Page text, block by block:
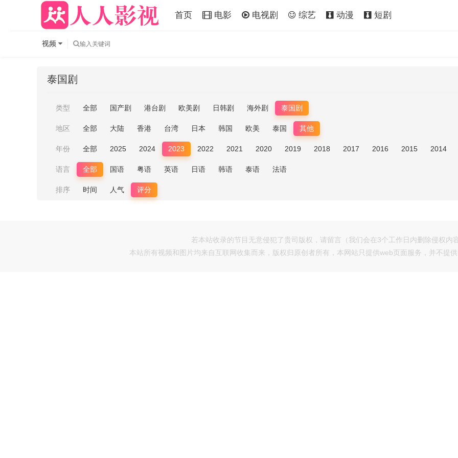
首页 电影 电视剧 综艺 动漫 短剧
视频
泰国剧
类型 全部 国产剧 港台剧 欧美剧 日韩剧 海外剧 泰国剧
地区 全部 大陆 香港 台湾 日本 韩国 欧美 泰国 其他
年份 全部 2025 2024 2023 2022 2021 2020 2019 2018 2017 2016 2015 2014
语言 全部 国语 粤语 英语 日语 韩语 泰语 法语
排序 时间 人气 评分
若本站收录的节目无意侵犯了贵司版权，请留言（我们会在3个工作日内删除侵权内
本站所有视频和图片均来自互联网收集而来，版权归原创者所有，本网站只提供web页面服务，并不提